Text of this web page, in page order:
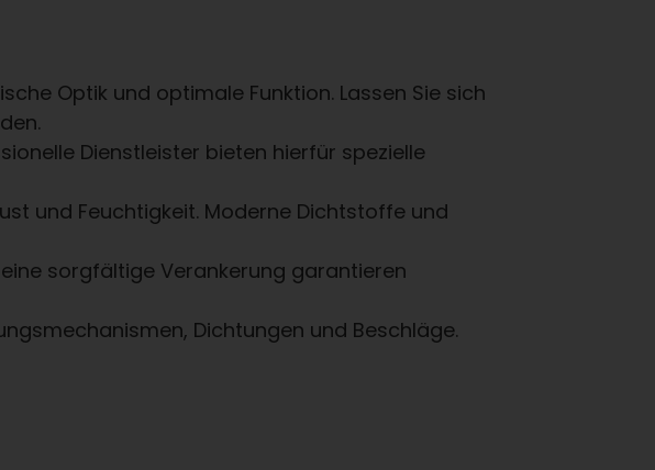
Optik und optimale Funktion. Lassen Sie sich
Dienstleister bieten hierfür spezielle
und Feuchtigkeit. Moderne Dichtstoffe und
sorgfältige Verankerung garantieren
Dichtungen und Beschläge.